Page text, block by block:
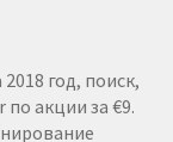
год, поиск,
акции за €9.